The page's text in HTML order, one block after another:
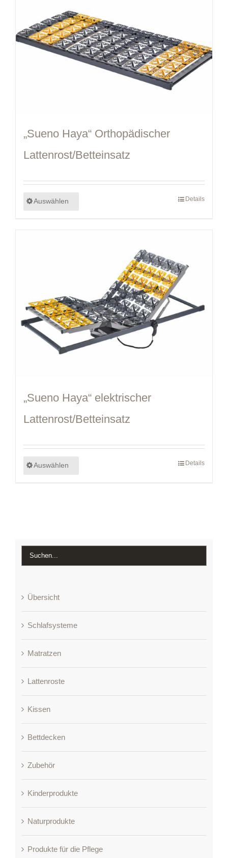
„Sueno Haya“ Orthopädischer
Lattenrost/Betteinsatz
Auswählen Details
„Sueno Haya“ elektrischer
Lattenrost/Betteinsatz
Auswählen Details
Übersicht
Schlafsysteme
Matratzen
Lattenroste
Kissen
Bettdecken
Zubehör
Kinderprodukte
Naturprodukte
Produkte für die Pflege